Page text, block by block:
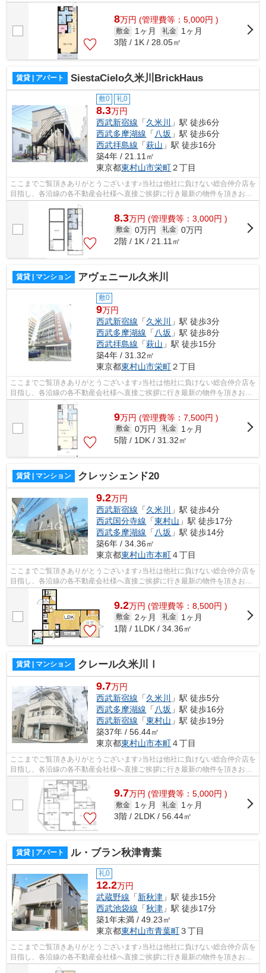
様へ提供しております！最新の情報は...
8万円 (管理費等：5,000円 )
敷金 1ヶ月 礼金
1ヶ月
3階 / 1K / 28.05㎡
賃貸 | アパート SiestaCielo久米川BrickHaus
敷0 礼0
8.3万円
西武新宿線 「久米川
」駅 徒歩6分
西武多摩湖線 「八坂 」駅 徒歩6分
西武拝島線 「萩山 」駅 徒歩16分
築4年 / 21.11㎡
東京都東村山市栄町２丁目
ここまでご覧頂きありがとうございます♪当社は他社に負けない総合仲介店を
目指し、各沿線の各不動産会社様へ直接ご挨拶に行き最新の物件を頂きお客
様へ提供しております！最新の情報は...
8.3万円 (管理費等：3,000円 )
敷金 0万円 礼金 0万円
2階 / 1K / 21.11㎡
賃貸 | マンション アヴェニール久米川
敷0
9万円
西武新宿線 「久米川
」駅 徒歩3分
西武多摩湖線 「 八坂 」駅 徒歩8分
西武拝島線 「萩山 」駅 徒歩15分
築4年 / 31.32㎡
東京都東村山市栄町２丁目
ここまでご覧頂きありがとうございます♪当社は他社に負けない総合仲介店を
目指し、各沿線の各不動産会社様へ直接ご挨拶に行き最新の物件を頂きお客
様へ提供しております！最新の情報は...
9万円 (管理費等：7,500円 )
敷金 0万円 礼金
1ヶ月
5階 / 1DK / 31.32㎡
賃貸 | マンション クレッシェンド20
9.2万円
西武新宿線 「久米川
」駅 徒歩4分
西武国分寺線 「東村山 」駅 徒歩17分
西武多摩湖線 「 八坂 」駅 徒歩14分
築6年 / 34.36㎡
東京都東村山市本町４丁目
ここまでご覧頂きありがとうございます♪当社は他社に負けない総合仲介店を
目指し、各沿線の各不動産会社様へ直接ご挨拶に行き最新の物件を頂きお客
様へ提供しております！最新の情報は...
9.2万円 (管理費等：8,500円 )
敷金 2ヶ月 礼金
1ヶ月
1階 / 1LDK / 34.36㎡
賃貸 | マンション クレール久米川Ⅰ
9.7万円
西武新宿線 「久米川
」駅 徒歩5分
西武多摩湖線 「 八坂 」駅 徒歩16分
西武新宿線 「東村山 」駅 徒歩19分
築37年 / 56.44㎡
東京都東村山市本町４丁目
ここまでご覧頂きありがとうございます♪当社は他社に負けない総合仲介店を
目指し、各沿線の各不動産会社様へ直接ご挨拶に行き最新の物件を頂きお客
様へ提供しております！最新の情報は...
9.7万円 (管理費等：5,000円 )
敷金 1ヶ月 礼金
1ヶ月
3階 / 2LDK / 56.44㎡
賃貸 | アパート ル・ブラン秋津青葉
礼0
12.2万円
武蔵野線 「新秋津 」駅 徒歩15分
西武池袋線 「秋津 」駅 徒歩17分
築1年未満 / 49.23㎡
東京都東村山市青葉町３丁目
ここまでご覧頂きありがとうございます♪当社は他社に負けない総合仲介店を
目指し、各沿線の各不動産会社様へ直接ご挨拶に行き最新の物件を頂きお客
様へ提供しております！最新の情報は...